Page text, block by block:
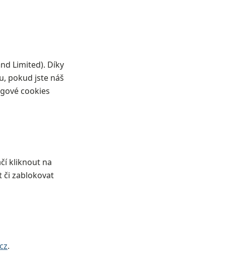
Limited). Díky
pokud jste náš
cookies
kliknout na
či zablokovat
.